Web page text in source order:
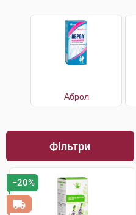
Препарати від кашлю
Препарати від нежитю
Препарати від температури
Аброл
Фільтри
−20%